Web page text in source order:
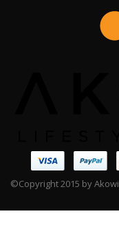
©Copyright 2015 by